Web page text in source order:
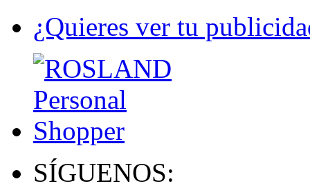
¿Quieres ver tu
SÍGUENOS: